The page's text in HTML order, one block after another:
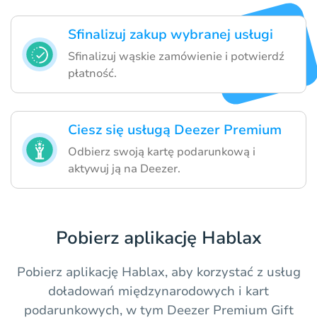
Sfinalizuj zakup wybranej usługi
Sfinalizuj wąskie zamówienie i potwierdź
płatność.
Ciesz się usługą Deezer Premium
Odbierz swoją kartę podarunkową i
aktywuj ją na Deezer.
Pobierz aplikację Hablax
Pobierz aplikację Hablax, aby korzystać z usług
doładowań międzynarodowych i kart
podarunkowych, w tym Deezer Premium Gift